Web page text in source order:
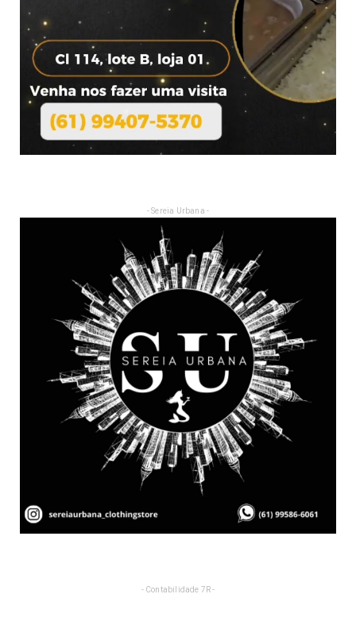
- Sereia Urbana -
- Contabilidade 7R -